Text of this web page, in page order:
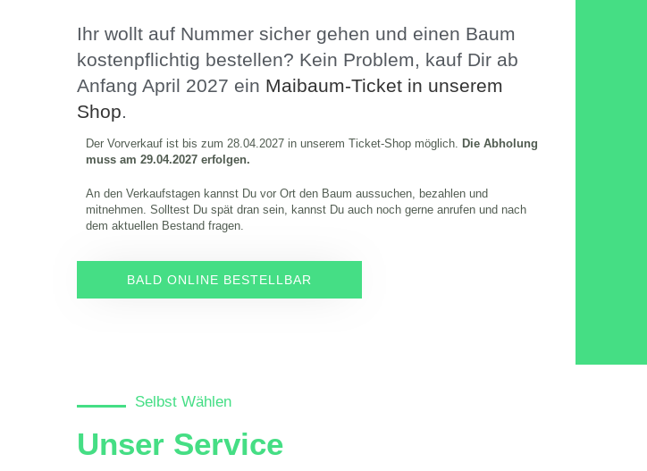
Ihr wollt auf Nummer sicher gehen und einen Baum
kostenpflichtig bestellen? Kein Problem, kauf Dir ab
Anfang April 2027 ein Maibaum-Ticket in unserem
Shop.
Der Vorverkauf ist bis zum 28.04.2027 in unserem Ticket-Shop möglich. Die Abholung
muss am 29.04.2027 erfolgen.
An den Verkaufstagen kannst Du vor Ort den Baum aussuchen, bezahlen und
mitnehmen. Solltest Du spät dran sein, kannst Du auch noch gerne anrufen und nach
dem aktuellen Bestand fragen.
BALD ONLINE BESTELLBAR
Selbst Wählen
Unser Service